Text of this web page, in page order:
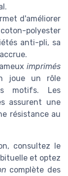
d'améliorer
polyester
anti-pli, sa
imprimés
joue un rôle
motifs. Les
assurent une
résistance au
consultez le
et optez
complète des